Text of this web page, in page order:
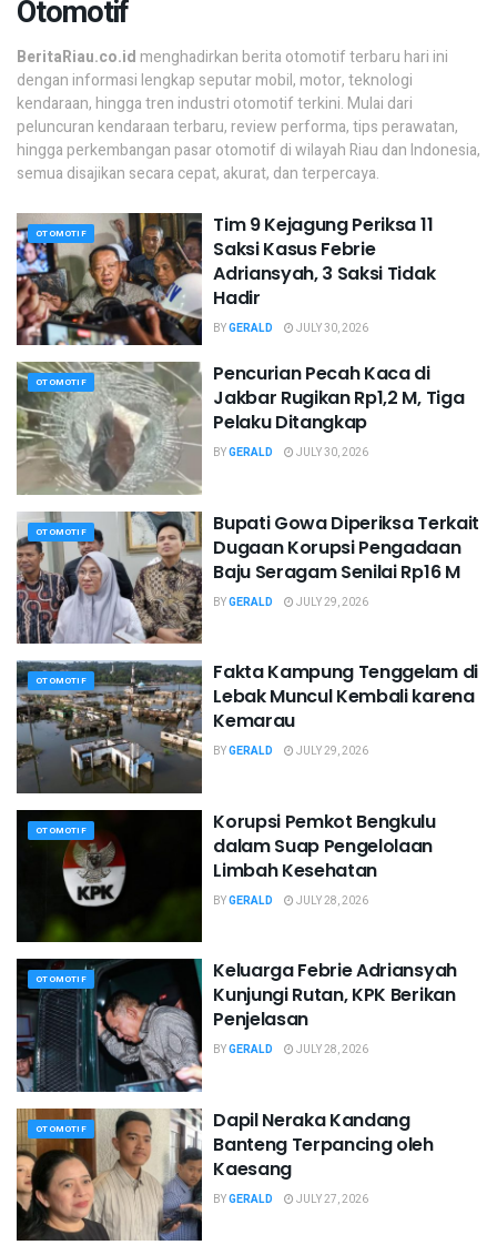
Otomotif
BeritaRiau.co.id menghadirkan berita otomotif terbaru hari ini
dengan informasi lengkap seputar mobil, motor, teknologi
kendaraan, hingga tren industri otomotif terkini. Mulai dari
peluncuran kendaraan terbaru, review performa, tips perawatan,
hingga perkembangan pasar otomotif di wilayah Riau dan Indonesia,
semua disajikan secara cepat, akurat, dan terpercaya.
OTOMOTIF
Tim 9 Kejagung Periksa 11
Saksi Kasus Febrie
Adriansyah, 3 Saksi Tidak
Hadir
BYGERALD JULY 30, 2026
OTOMOTIF
Pencurian Pecah Kaca di
Jakbar Rugikan Rp1,2 M, Tiga
Pelaku Ditangkap
BYGERALD JULY 30, 2026
OTOMOTIF
Bupati Gowa Diperiksa Terkait
Dugaan Korupsi Pengadaan
Baju Seragam Senilai Rp16 M
BYGERALD JULY 29, 2026
OTOMOTIF
Fakta Kampung Tenggelam di
Lebak Muncul Kembali karena
Kemarau
BYGERALD JULY 29, 2026
OTOMOTIF
Korupsi Pemkot Bengkulu
dalam Suap Pengelolaan
Limbah Kesehatan
BYGERALD JULY 28, 2026
OTOMOTIF
Keluarga Febrie Adriansyah
Kunjungi Rutan, KPK Berikan
Penjelasan
BYGERALD JULY 28, 2026
OTOMOTIF
Dapil Neraka Kandang
Banteng Terpancing oleh
Kaesang
BYGERALD JULY 27, 2026